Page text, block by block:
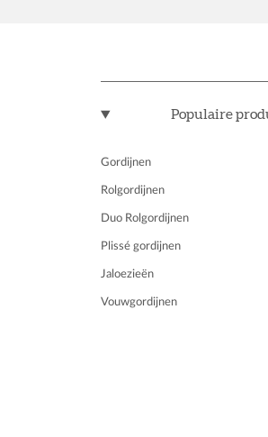
Populaire
Gordijnen
Rolgordijnen
Duo Rolgordijnen
Plissé gordijnen
Jaloezieën
Vouwgordijnen